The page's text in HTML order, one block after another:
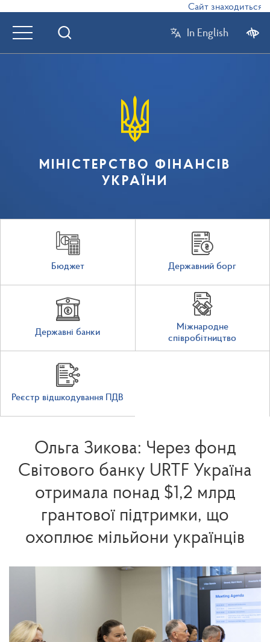
Сайт знаходиться в
In English
МІНІСТЕРСТВО ФІНАНСІВ
УКРАЇНИ
Бюджет Державний борг
Державні банки
Міжнародне
співробітництво
Реєстр відшкодування ПДВ
Ольга Зикова: Через фонд
Світового банку URTF Україна
отримала понад $1,2 млрд
грантової підтримки, що
охоплює мільйони українців